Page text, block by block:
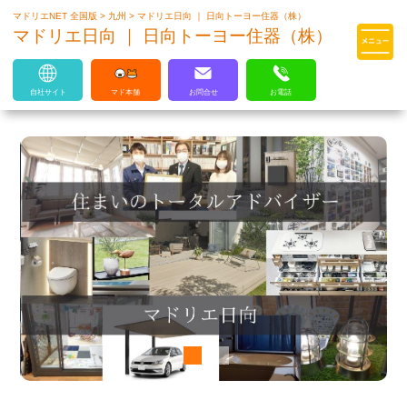
マドリエはLIXILの厳しい基準を
クリアした住まいのプロ集団です
マドリエNET 全国版> 九州>マドリエ日向 ｜ 日向トーヨー住器（株）
マドリエ日向 ｜ 日向トーヨー住器（株）
自社サイト マド本舗 お問合せ お電話